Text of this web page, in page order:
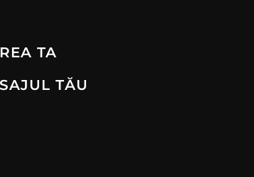
TA
TĂU